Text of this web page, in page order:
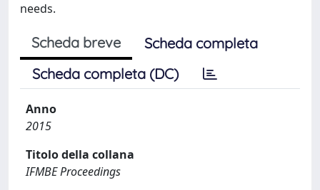
needs.
Scheda breve
Scheda completa
Scheda completa (DC)
Anno
2015
Titolo della collana
IFMBE Proceedings